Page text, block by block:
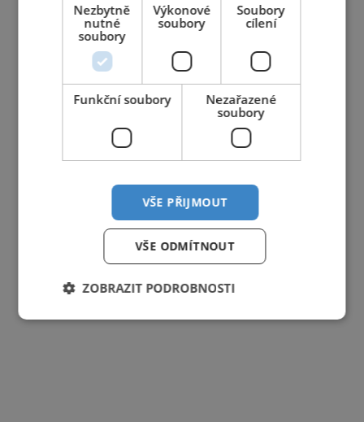
Nezbytně
nutné
soubory
Výkonové
soubory
Soubory
cílení
Funkční soubory
Nezařazené
soubory
VŠE PŘIJMOUT
VŠE ODMÍTNOUT
ZOBRAZIT PODROBNOSTI